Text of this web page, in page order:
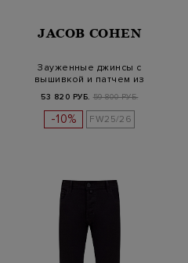
JACOB COHEN
Зауженные джинсы с
вышивкой и патчем из
53 820 РУБ. 59 800 РУБ.
-10% FW25/26